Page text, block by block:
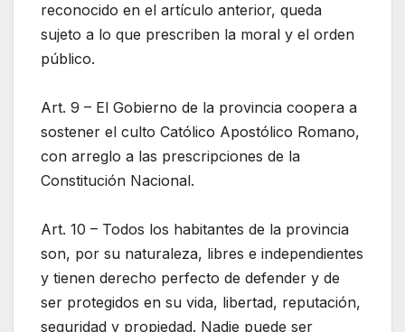
reconocido en el artículo anterior, queda
sujeto a lo que prescriben la moral y el orden
público.
Art. 9 – El Gobierno de la provincia coopera a
sostener el culto Católico Apostólico Romano,
con arreglo a las prescripciones de la
Constitución Nacional.
Art. 10 – Todos los habitantes de la provincia
son, por su naturaleza, libres e independientes
y tienen derecho perfecto de defender y de
ser protegidos en su vida, libertad, reputación,
seguridad y propiedad. Nadie puede ser